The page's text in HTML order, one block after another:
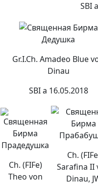
SBI
Дедушка
Gr.I.Ch. Amadeo Blue
Dinau
SBI a 16.05.2018
Прадедушка
Ch. (FIFe)
Theo von
Ch.
Sarafina II
Dinau,